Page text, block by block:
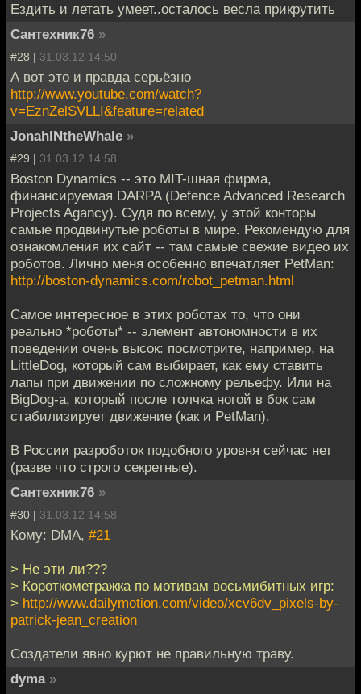
Ездить и летать умеет..осталось весла прикрутить
Сантехник76 »
#28 | 31.03.12 14:50
А вот это и правда серьёзно
http://www.youtube.com/watch?
v=EznZelSVLLI&feature=related
JonahINtheWhale »
#29 | 31.03.12 14:58
Boston Dynamics -- это MIT-шная фирма,
финансируемая DARPA (Defence Advanced Research
Projects Agancy). Судя по всему, у этой конторы
самые продвинутые роботы в мире. Рекомендую для
ознакомления их сайт -- там самые свежие видео их
роботов. Лично меня особенно впечатляет PetMan:
http://boston-dynamics.com/robot_petman.html
Самое интересное в этих роботах то, что они
реально *роботы* -- элемент автономности в их
поведении очень высок: посмотрите, например, на
LittleDog, который сам выбирает, как ему ставить
лапы при движении по сложному рельефу. Или на
BigDog-а, который после толчка ногой в бок сам
стабилизирует движение (как и PetMan).
В России разроботок подобного уровня сейчас нет
(разве что строго секретные).
Сантехник76 »
#30 | 31.03.12 14:58
Кому: DMA, #21
> Не эти ли???
> Короткометражка по мотивам восьмибитных игр:
> http://www.dailymotion.com/video/xcv6dv_pixels-by-
patrick-jean_creation
Создатели явно курют не правильную траву.
dyma »